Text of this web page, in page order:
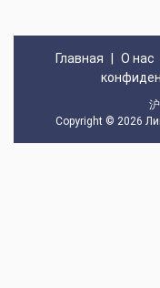
Главная О нас
Copyright © 2026